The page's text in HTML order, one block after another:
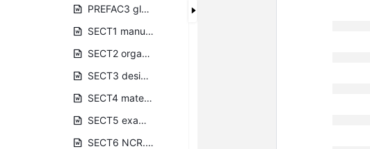
PREFAC3 glossary (updated).docx
SECT1 manual control.doc
SECT2 organization (updated).docx
SECT3 design (updated).docx
SECT4 material(updated).doc
SECT5 examination (updated).doc
SECT6 NCR.doc